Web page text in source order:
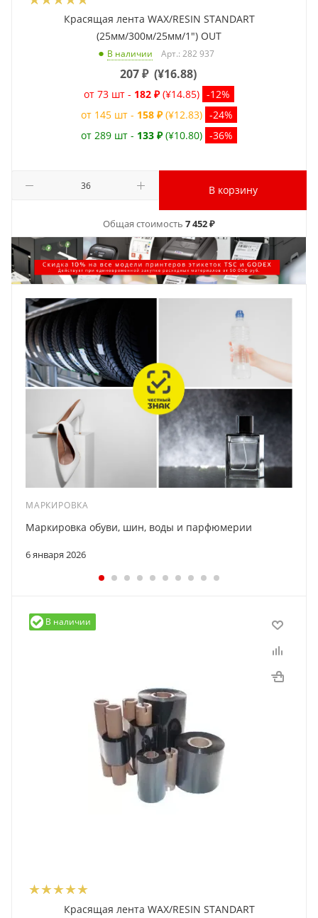
Красящая лента WAX/RESIN STANDART
(25мм/300м/25мм/1") OUT
В наличии Арт.: 282 937
207₽ (¥16.88)
от 73 шт - 182 ₽ (¥14.85) -12%
от 145 шт - 158 ₽ (¥12.83) -24%
от 289 шт - 133 ₽ (¥10.80) -36%
В корзину
Общая стоимость 7 452 ₽
МАРКИРОВКА
6 января 2026
Маркировка обуви, шин, воды и парфюмерии
В наличии
Красящая лента WAX/RESIN STANDART